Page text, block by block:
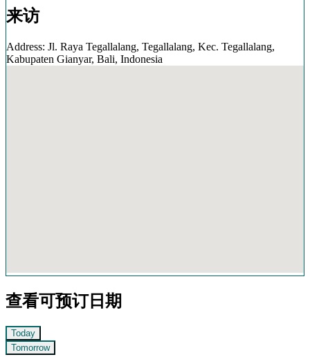
来访
Address: Jl. Raya Tegallalang, Tegallalang, Kec. Tegallalang,
Kabupaten Gianyar, Bali, Indonesia
查看可预订日期
Today
Tomorrow